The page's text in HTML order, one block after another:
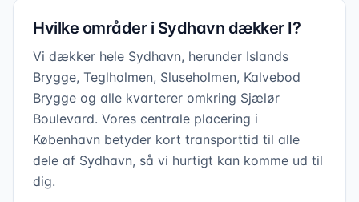
Hvilke områder i Sydhavn dækker I?
Vi dækker hele Sydhavn, herunder Islands
Brygge, Teglholmen, Sluseholmen, Kalvebod
Brygge og alle kvarterer omkring Sjælør
Boulevard. Vores centrale placering i
København betyder kort transporttid til alle
dele af Sydhavn, så vi hurtigt kan komme ud til
dig.